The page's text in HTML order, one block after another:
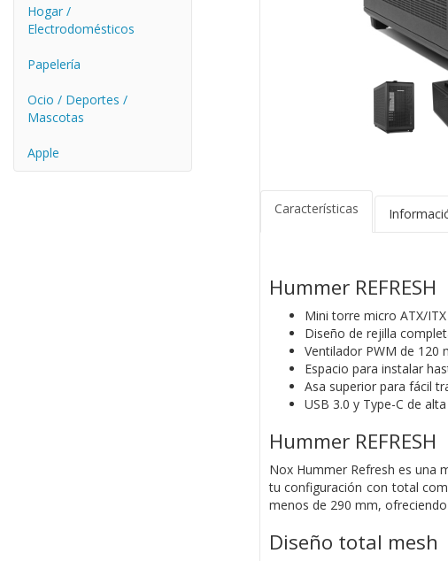
Hogar /
Electrodomésticos
Papelería
Ocio / Deportes /
Mascotas
Apple
Características
Hummer REFRESH
Mini torre micro ATX/ITX
Diseño de rejilla
Ventilador PWM de 120
Espacio para instalar
Asa superior para fácil
USB 3.0 y Type-C de
Hummer REFRESH
Nox Hummer Refresh es una
tu configuración con total
menos de 290 mm,
Diseño total mesh